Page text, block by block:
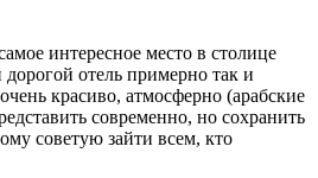
интересное место в столице
отель примерно так и
красиво, атмосферно (арабские
современно, но сохранить
советую зайти всем, кто